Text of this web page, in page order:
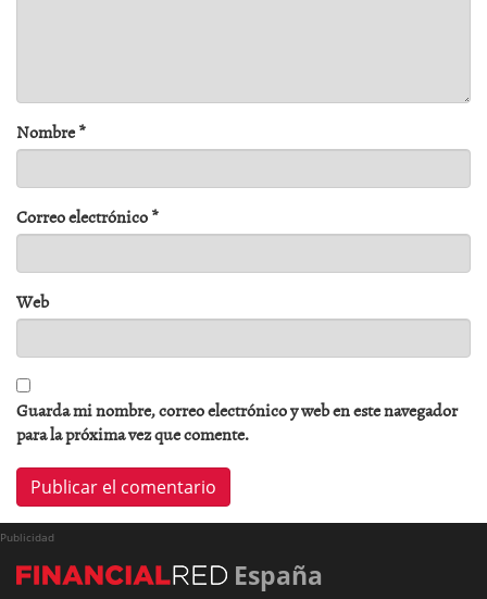
Nombre*
Correo electrónico*
Web
Guarda mi nombre, correo electrónico y web en este navegador
para la próxima vez que comente.
Publicidad
España